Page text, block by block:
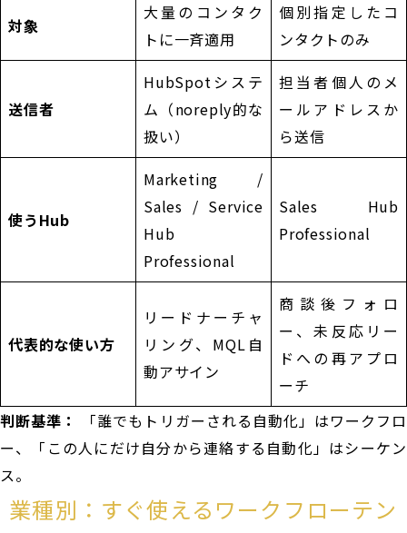
対象
大量のコンタク
トに一斉適用
個別指定したコ
ンタクトのみ
送信者
HubSpotシステ
ム（noreply的な
扱い）
担当者個人のメ
ールアドレスか
ら送信
使うHub
Marketing /
Sales / Service
Hub
Professional
Sales Hub
Professional
代表的な使い方
リードナーチャ
リング、MQL自
動アサイン
商談後フォロ
ー、未反応リー
ドへの再アプロ
ーチ
判断基準：
「誰でもトリガーされる自動化」はワークフロ
ー、「この人にだけ自分から連絡する自動化」はシーケン
ス。
業種別：すぐ使えるワークフローテン